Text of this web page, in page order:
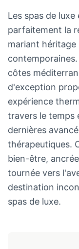
Les spas de
parfaitement la
mariant
côtes
d'exception
expérience
travers le temps
dernières
thérapeutiques.
bien-être,
tournée vers
destination
spas de luxe.